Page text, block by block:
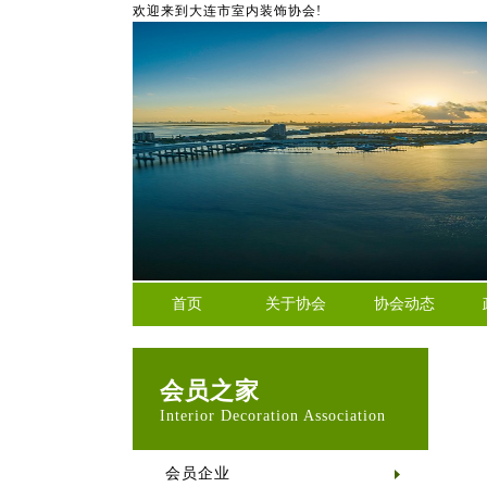
欢迎来到大连市室内装饰协会!
首页 关于协会 协会动态
会员之家
Interior Decoration Association
会员企业